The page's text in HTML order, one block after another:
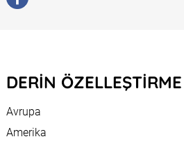
DERIN ÖZELLEŞTIRME
Avrupa
Amerika